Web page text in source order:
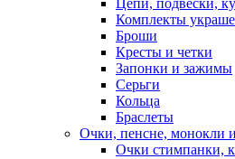
Цепи, подвески,
Комплекты
Броши
Кресты и четки
Запонки и зажимы
Серьги
Кольца
Браслеты
Очки, пенсне, монокли
Очки стимпанки,